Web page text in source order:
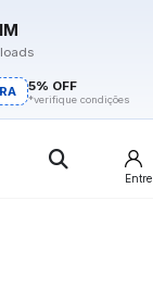
5% OFF
*verifique condições
Entre